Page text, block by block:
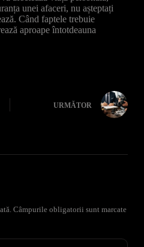
unei afaceri, nu așteptați
Când faptele trebuie
aproape întotdeauna
URMĂTOR
Câmpurile obligatorii sunt marcate